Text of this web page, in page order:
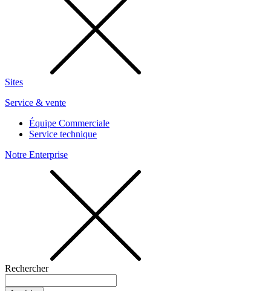
Sites
Service & vente
Équipe Commerciale
Service technique
Notre Enterprise
Rechercher